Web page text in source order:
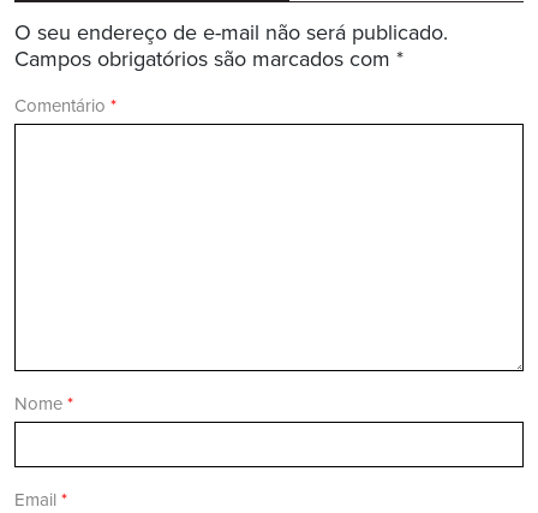
O seu endereço de e-mail não será publicado.
Campos obrigatórios são marcados com *
Comentário *
Nome *
Email *